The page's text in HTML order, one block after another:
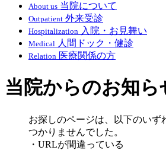
About us 当院について
Outpatient 外来受診
Hospitalization 入院・お見舞い
Medical 人間ドック・健診
Relation 医療関係の方
当院からのお知ら
お探しのページは、以下のいず
つかりませんでした。
・URLが間違っている